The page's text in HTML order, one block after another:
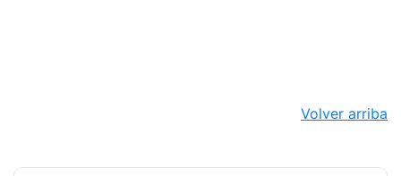
Volver arriba